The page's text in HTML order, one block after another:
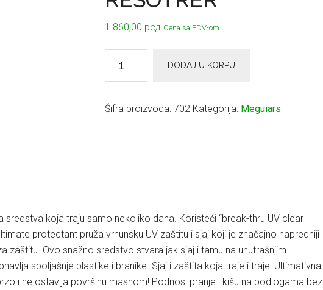
1.860,00 рсд Cena sa PDV-om
ULTIMATE
DASHTRIM
DODAJ U KORPU
Šifra proizvoda: 702 Kategorija: Meguiars
sredstva koja traju samo nekoliko dana. Koristeći “break-thru UV clear
protectant pruža vrhunsku UV zaštitu i sjaj koji je značajno napredniji
zaštitu. Ovo snažno sredstvo stvara jak sjaj i tamu na unutrašnjim
spoljašnje plastike i branike. Sjaj i zaštita koja traje i traje! Ultimativna
i ne ostavlja površinu masnom! Podnosi pranje i kišu na podlogama bez